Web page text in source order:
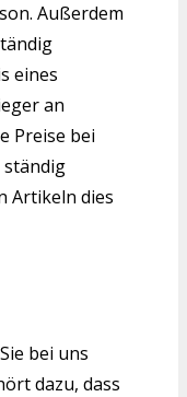
Außerdem
eines
an
Preise bei
Artikeln dies
bei uns
dazu, dass